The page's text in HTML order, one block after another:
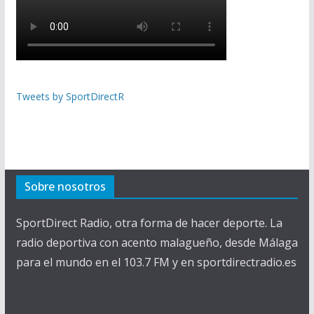
Tweets by SportDirectR
Sobre nosotros
SportDirect Radio, otra forma de hacer deporte. La
radio deportiva con acento malagueño, desde Málaga
para el mundo en el 103.7 FM y en sportdirectradio.es